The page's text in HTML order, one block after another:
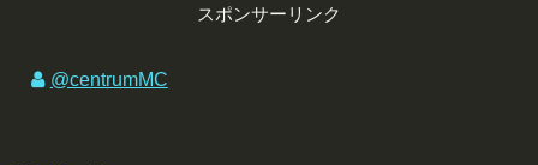
スポンサーリンク
@centrumMC